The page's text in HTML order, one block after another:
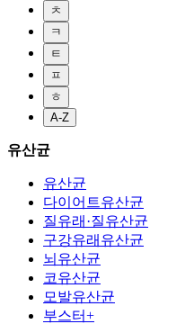
ㅊ
ㅋ
ㅌ
ㅍ
ㅎ
A-Z
유산균
유산균
다이어트유산균
질유래·질유산균
구강유래유산균
뇌유산균
코유산균
모발유산균
부스터+